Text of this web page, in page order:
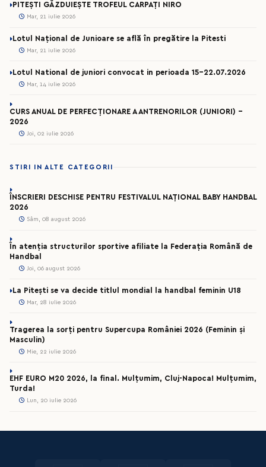
PITEȘTI GĂZDUIEȘTE TROFEUL CARPAȚI NIRO
Mar, 21 iulie 2026
Lotul Național de Junioare se află în pregătire la Pitesti
Mar, 21 iulie 2026
Lotul National de juniori convocat in perioada 15-22.07.2026
Mar, 14 iulie 2026
CURS ANUAL DE PERFECȚIONARE A ANTRENORILOR (JUNIORI) -
2026
Joi, 02 iulie 2026
STIRI IN ALTE CATEGORII
ÎNSCRIERI DESCHISE PENTRU FESTIVALUL NAȚIONAL BABY HANDBAL
2026
Sâm, 08 august 2026
În atenția structurilor sportive afiliate la Federația Română de
Handbal
Joi, 06 august 2026
La Pitești se va decide titlul mondial la handbal feminin U18
Mar, 28 iulie 2026
Tragerea la sorți pentru Supercupa României 2026 (Feminin și
Masculin)
Mie, 22 iulie 2026
EHF EURO M20 2026, la final. Mulțumim, Cluj-Napoca! Mulțumim,
Turda!
Lun, 20 iulie 2026